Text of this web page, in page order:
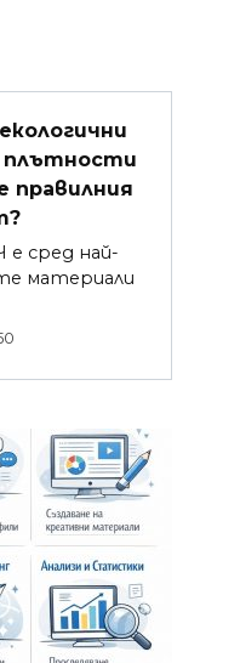
плътности
правилния
сред най-
материали